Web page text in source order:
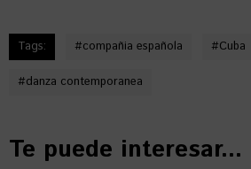
Tags: #compañia española #Cuba
#danza contemporanea
Te puede interesar...